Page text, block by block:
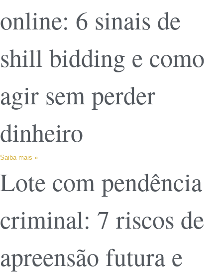
online: 6 sinais de
shill bidding e como
agir sem perder
dinheiro
Saiba mais »
Lote com pendência
criminal: 7 riscos de
apreensão futura e